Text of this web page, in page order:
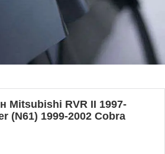
Mitsubishi RVR II 1997-
(N61) 1999-2002 Cobra